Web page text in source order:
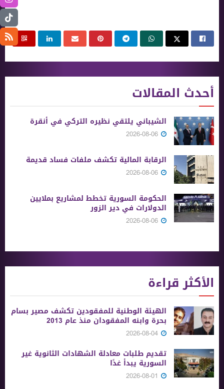
أحدث المقالات
الشيباني يلتقي نظيره التركي في أنقرة
الرقابة المالية تكشف ملفات فساد قديمة
الحكومة السورية تخطط لمشاريع بملايين
الدولارات في دير الزور
الأكثر قراءة
الهيئة الوطنية للمفقودين تكشف مصير بسام
بحرة وابنه المفقودان منذ عام 2013
تقديم طلبات معادلة الشهادات الثانوية ‏غير
السورية يبدأ غدًا